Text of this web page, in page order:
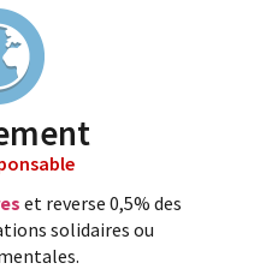
et reverse 0,5% des
solidaires ou